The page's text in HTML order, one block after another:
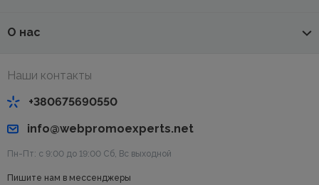
О нас
Наши контакты
+380675690550
info@webpromoexperts.net
Пн-Пт: с 9:00 до 19:00 Cб, Вс выходной
Пишите нам в мессенджеры